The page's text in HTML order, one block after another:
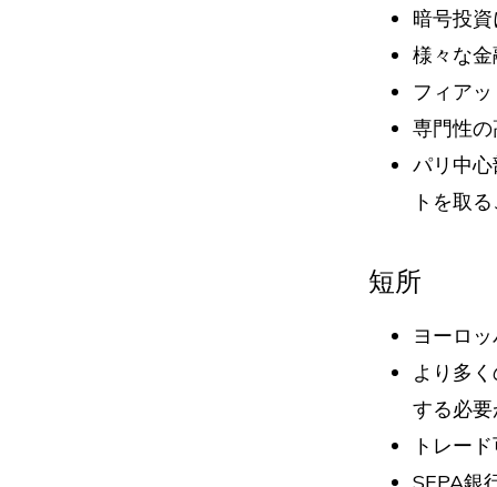
暗号投
様々な
フィア
専門性
パリ中
トを取
短所
ヨーロ
より多
する必
トレー